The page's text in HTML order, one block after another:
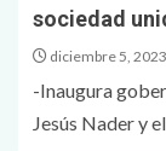
sociedad
diciembre 5, 2023
-Inaugura
Jesús Nader y